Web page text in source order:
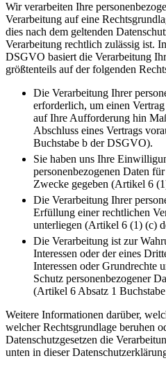
Wir verarbeiten Ihre
Verarbeitung auf eine
dies nach dem geltenden
Verarbeitung rechtlich zulässig ist.
DSGVO basiert die Verarbeitung
größtenteils auf der folgenden
Die Verarbeitung Ihrer
erforderlich, um einen
auf Ihre Aufforderung hin
Abschluss eines Vertrags
Buchstabe b der DSGVO).
Sie haben uns Ihre
personenbezogenen Daten
Zwecke gegeben (Artikel 6
Die Verarbeitung Ihrer
Erfüllung einer rechtlichen
unterliegen (Artikel 6 (1) (c)
Die Verarbeitung ist zur
Interessen oder der eines
Interessen oder Grundrechte
Schutz personenbezogener
(Artikel 6 Absatz 1
Weitere Informationen darüber,
welcher Rechtsgrundlage beruhen
Datenschutzgesetzen die
unten in dieser